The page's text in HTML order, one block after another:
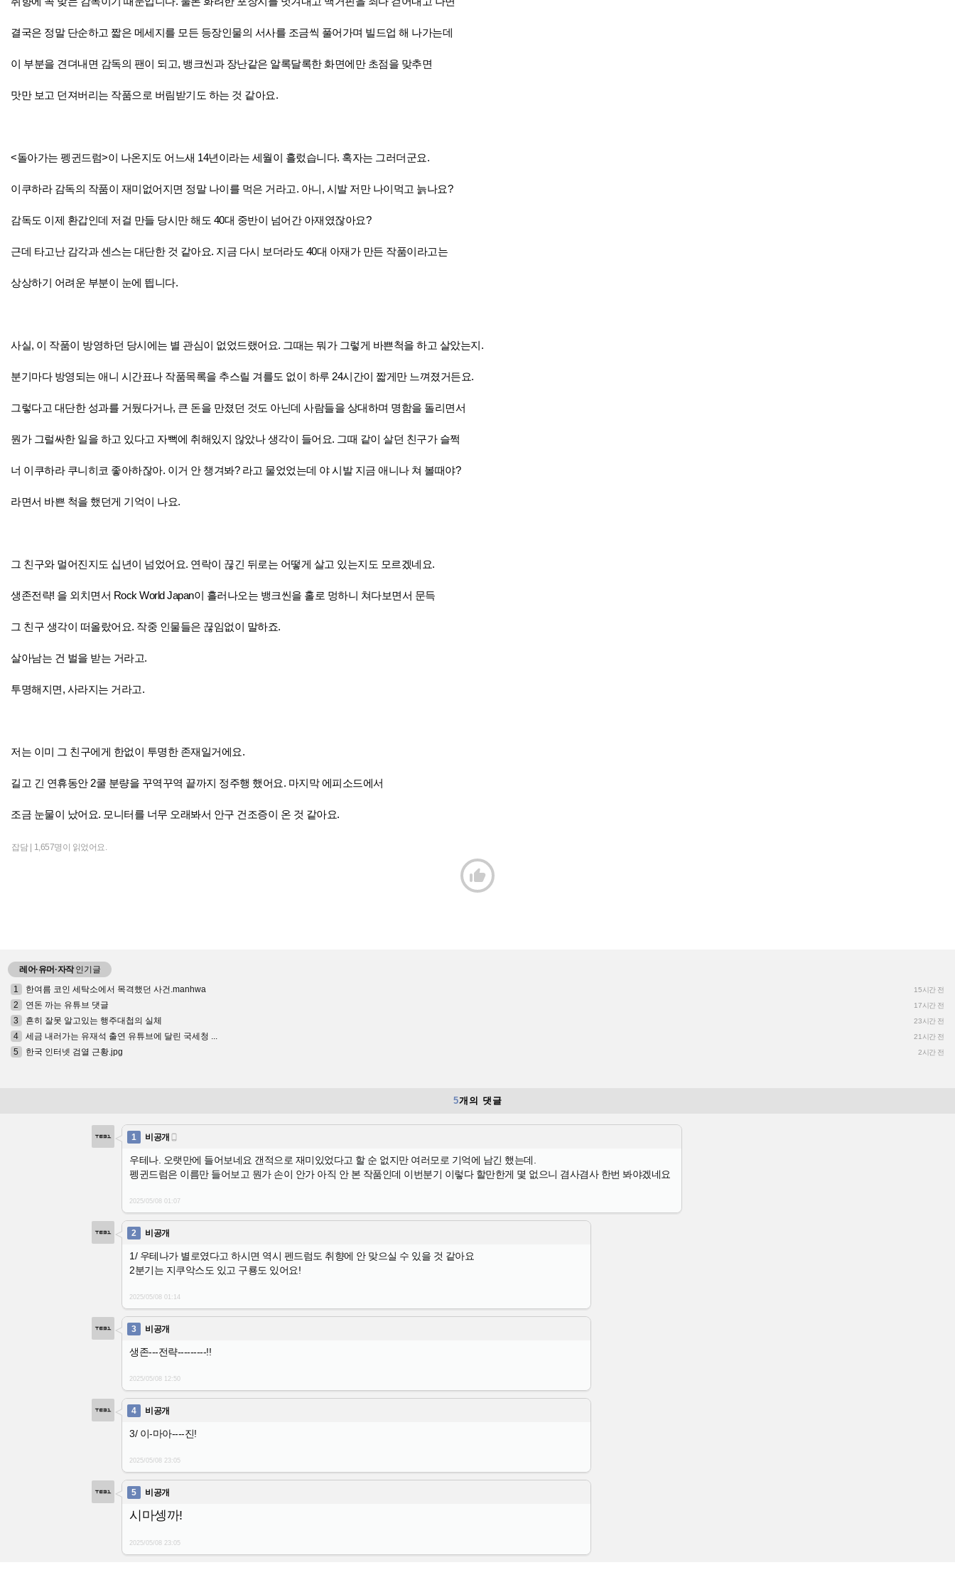
결국은 정말 단순하고 짧은 메세지를 모든 등장인물의 서사를 조금씩 풀어가며 빌드업 해 나가는데
이 부분을 견뎌내면 감독의 팬이 되고, 뱅크씬과 장난같은 알록달록한 화면에만 초점을 맞추면
맛만 보고 던져버리는 작품으로 버림받기도 하는 것 같아요.
<돌아가는 펭귄드럼>이 나온지도 어느새 14년이라는 세월이 흘렀습니다. 혹자는 그러더군요.
이쿠하라 감독의 작품이 재미없어지면 정말 나이를 먹은 거라고. 아니, 시발 저만 나이먹고 늙나요?
감독도 이제 환갑인데 저걸 만들 당시만 해도 40대 중반이 넘어간 아재였잖아요?
근데 타고난 감각과 센스는 대단한 것 같아요. 지금 다시 보더라도 40대 아재가 만든 작품이라고는
상상하기 어려운 부분이 눈에 띕니다.
사실, 이 작품이 방영하던 당시에는 별 관심이 없었드랬어요. 그때는 뭐가 그렇게 바쁜척을 하고 살았는지.
분기마다 방영되는 애니 시간표나 작품목록을 추스릴 겨를도 없이 하루 24시간이 짧게만 느껴졌거든요.
그렇다고 대단한 성과를 거뒀다거나, 큰 돈을 만졌던 것도 아닌데 사람들을 상대하며 명함을 돌리면서
뭔가 그럴싸한 일을 하고 있다고 자뻑에 취해있지 않았나 생각이 들어요. 그때 같이 살던 친구가 슬쩍
너 이쿠하라 쿠니히코 좋아하잖아. 이거 안 챙겨봐? 라고 물었었는데 야 시발 지금 애니나 쳐 볼때야?
라면서 바쁜 척을 했던게 기억이 나요.
그 친구와 멀어진지도 십년이 넘었어요. 연락이 끊긴 뒤로는 어떻게 살고 있는지도 모르겠네요.
생존전략! 을 외치면서 Rock World Japan이 흘러나오는 뱅크씬을 홀로 멍하니 쳐다보면서 문득
그 친구 생각이 떠올랐어요. 작중 인물들은 끊임없이 말하죠.
살아남는 건 벌을 받는 거라고.
투명해지면, 사라지는 거라고.
저는 이미 그 친구에게 한없이 투명한 존재일거에요.
길고 긴 연휴동안 2쿨 분량을 꾸역꾸역 끝까지 정주행 했어요. 마지막 에피소드에서
조금 눈물이 났어요. 모니터를 너무 오래봐서 안구 건조증이 온 것 같아요.
잡담 | 1,657명이 읽었어요.

레어·유머·자작인기글
1
한여름 코인 세탁소에서 목격했던 사건.manhwa 15시간 전
2 연돈 까는 유튜브 댓글 17시간 전
3 흔히 잘못 알고있는 행주대첩의 실체 23시간 전
4 세금 내러가는 유재석 출연 유튜브에 달린 국세청 ... 21시간 전
5 한국 인터넷 검열 근황.jpg 2시간 전
5개의 댓글
1 비공개 
우테나. 오랫만에 들어보네요 갠적으로 재미있었다고 할 순 없지만 여러모로 기억에 남긴 했는데.
펭귄드럼은 이름만 들어보고 뭔가 손이 안가 아직 안 본 작품인데 이번분기 이렇다 할만한게 몇 없으니 겸사겸사 한번 봐야겠네요
2025/05/08 01:07
2 비공개
1/ 우테나가 별로였다고 하시면 역시 펜드럼도 취향에 안 맞으실 수 있을 것 같아요
2분기는 지쿠악스도 있고 구룡도 있어요!
2025/05/08 01:14
3 비공개
생존---전략---------!!
2025/05/08 12:50
4 비공개
3/ 이-마아----진!
2025/05/08 23:05
5 비공개
시마셍까!
2025/05/08 23:05